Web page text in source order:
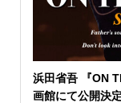
浜田省吾 『ON
画館にて公開決